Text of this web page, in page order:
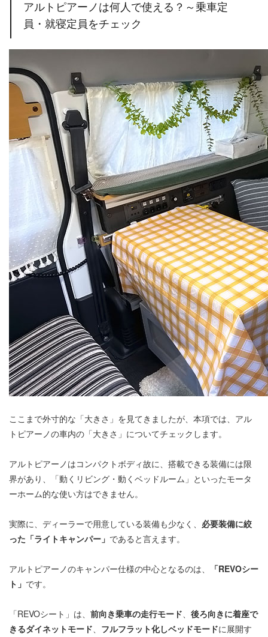
アルトピアーノは何人で使える？～乗車定
員・就寝定員をチェック
ここまで外寸的な「大きさ」を見てきましたが、本項では、アル
トピアーノの車内の「大きさ」についてチェックします。
アルトピアーノはコンパクトボディ故に、搭載できる装備には限
界があり、「動くリビング・動くベッドルーム」といったモータ
ーホーム的な使い方はできません。
実際に、ディーラーで用意している装備も少なく、 必要装備に絞
った「ライトキャンパー」 であると言えます。
アルトピアーノのキャンパー仕様の中心となるのは、
「REVOシー
ト」 です。
「REVOシート」は、 前向き乗車の走行モード、 後ろ向きに着座で
きるダイネットモード、 フルフラット化しベッドモードに展開す